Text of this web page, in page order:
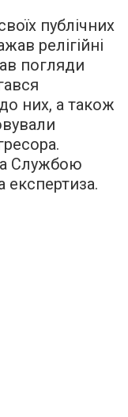
публічних
релігійні
погляди
них, а також
Службою
експертиза.